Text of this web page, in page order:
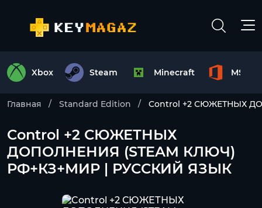
Xbox Steam Minecraft MS
Главная Standard Edition Control +2 СЮЖЕТНЫХ
Control +2 СЮЖЕТНЫХ
ДОПОЛНЕНИЯ (STEAM КЛЮЧ)
РФ+КЗ+МИР | РУССКИЙ ЯЗЫК